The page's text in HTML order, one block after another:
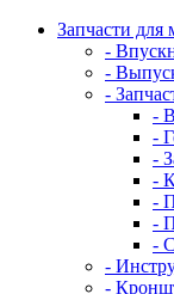
Запчасти для
-
-
-
-
-
-
-
-
-
-
-
-